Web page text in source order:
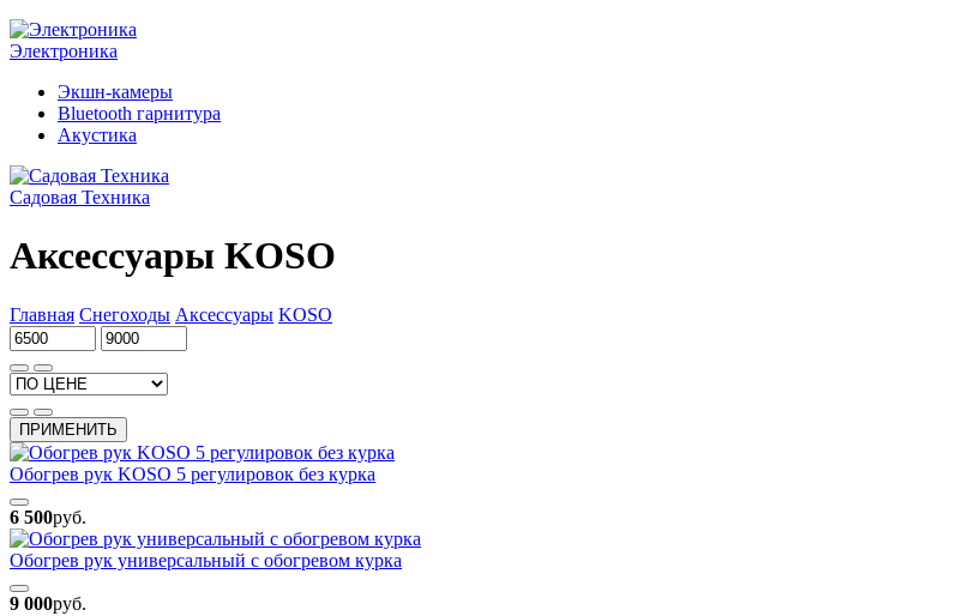
Электроника
Экшн-камеры
Bluetooth гарнитура
Акустика
Садовая Техника
Аксессуары KOSO
Главная Снегоходы Аксессуары KOSO
ПРИМЕНИТЬ
Обогрев рук KOSO 5 регулировок без курка
6 500руб.
Обогрев рук универсальный с обогревом курка
9 000руб.